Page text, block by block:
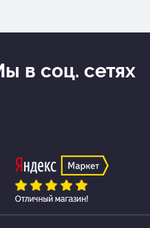
в соц. сетях